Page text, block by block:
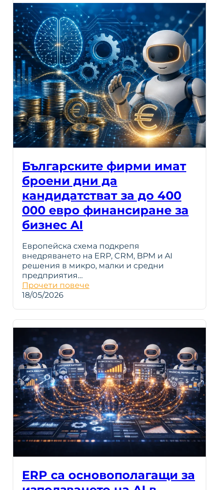
Българските фирми имат
броени дни да
кандидатстват за до 400
000 евро финансиране за
бизнес AI
Европейска схема подкрепя
внедряването на ERP, CRM, BPM и AI
решения в микро, малки и средни
предприятия…
Прочети повече
18/05/2026
ERP са основополагащи за